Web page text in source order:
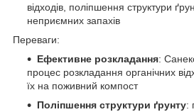
відходів, поліпшення структури
неприємних запахів
Переваги:
Ефективне розкладання:
процес розкладання органічних
їх на поживний компост
Поліпшення структури ґрунту: